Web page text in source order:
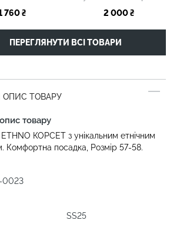
760 ₴
2 000 ₴
ПЕРЕГЛЯНУТИ ВСІ ТОВАРИ
ОПИС ТОВАРУ
товару
КОРСЕТ з унікальним етнічним
Комфортна посадка, Розмір 57-58.
0023
SS25